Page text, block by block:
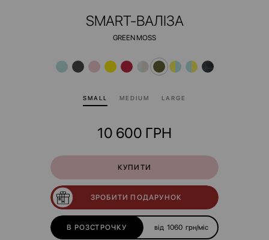
SMART-ВАЛІЗА
GREEN MOSS
SMALL MEDIUM LARGE
10 600 ГРН
КУПИТИ
ЗРОБИТИ ПОДАРУНОК
В РОЗСТРОЧКУ від 1060 грн/міс